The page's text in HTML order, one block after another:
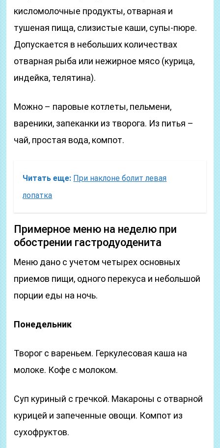
кисломолочные продукты, отварная и
тушеная пища, слизистые каши, супы-пюре.
Допускается в небольших количествах
отварная рыба или нежирное мясо (курица,
индейка, телятина).
Можно – паровые котлеты, пельмени,
вареники, запеканки из творога. Из питья –
чай, простая вода, компот.
Читать еще: При наклоне болит левая
лопатка
Примерное меню на неделю при
обострении гастродуоденита
Меню дано с учетом четырех основных
приемов пищи, одного перекуса и небольшой
порции еды на ночь.
Понедельник
Творог с вареньем. Геркулесовая каша на
молоке. Кофе с молоком.
Суп куриный с гречкой. Макароны с отварной
курицей и запеченные овощи. Компот из
сухофруктов.